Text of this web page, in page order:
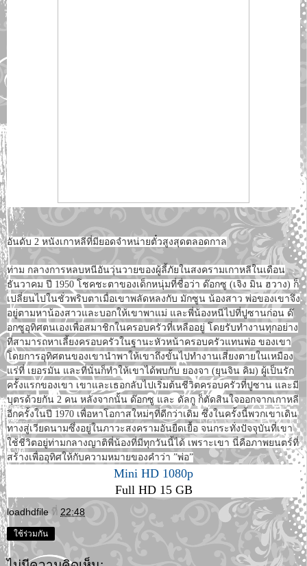
อันดับ 2 หนังเกาหลีที่มียอดจำหน่ายตั๋วสูงสุดตลอดกาล
ท่าม กลางการหลบหนีอันวุ่นวายของผู้ลี้ภัยในสงครามเกาหลีในเดือน
ธันวาคม ปี 1950 โชคชะตาของเด็กหนุ่มที่ชื่อว่า ด๊อกซู (เจิง มิน ฮวาง) ก็
เปลี่ยนไปในชั่วพริบตาเมื่อเขาพลัดหลงกับ มักซูน น้องสาว พ่อของเขาจึง
อยู่ตามหาน้องสาวและบอกให้เขาพาแม่ และพี่น้องหนีไปที่ปูซานก่อน ด๊
อกซูอุทิศตนเองเพื่อสมาชิกในครอบครัวที่เหลืออยู่ โดยรับทำงานทุกอย่าง
ที่สามารถหาเลี้ยงครอบครัวในฐานะหัวหน้าครอบครัวแทนพ่อ ของเขา
โดยการอุทิศตนของเขานำพาให้เขาถึงขั้นไปทำงานเสี่ยงตายในเหมือง
แร่ที่ เยอรมัน และที่นั่นก็ทำให้เขาได้พบกับ ยองจา (ยุนจิน คิม) ผู้เป็นรัก
ครั้งแรกของเขา เขาและเธอกลับไปเริ่มต้นชีวิตครอบครัวที่ปูซาน และมี
บุตรด้วยกัน 2 คน หลังจากนั้น ด๊อกซู และ ดัลกู ก็ตัดสินใจออกจากเกาหลี
อีกครั้งในปี 1970 เพื่อหาโอกาสใหม่ๆที่ดีกว่าเดิม ซึ่งในครั้งนี้พวกเขาเดิน
ทางสู่เวียดนามซึ่งอยู่ในภาวะสงครามอันยืดเยื้อ จนกระทั่งปัจจุบันที่เขา
ใช้ชีวิตอยู่ท่ามกลางญาติพี่น้องที่มีทุกวันนี้ได้ เพราะเขา นี่คือภาพยนตร์ที่
สร้างเพื่ออุทิศให้กับความหมายของคำว่า ”พ่อ”
Mini HD 1080p
Full HD 15 GB
loadhdfile ที่ 22:48
ใช้ร่วมกัน